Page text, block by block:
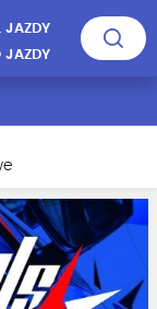
JAZDY
JAZDY